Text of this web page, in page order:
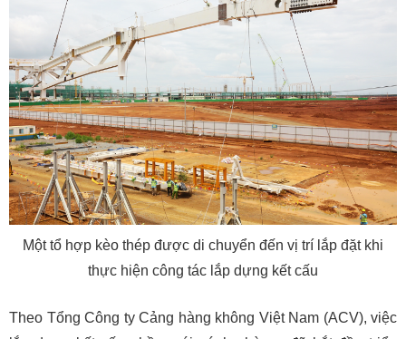
Một tổ hợp kèo thép được di chuyển đến vị trí lắp đặt khi
thực hiện công tác lắp dựng kết cấu
Theo Tổng Công ty Cảng hàng không Việt Nam (ACV), việc